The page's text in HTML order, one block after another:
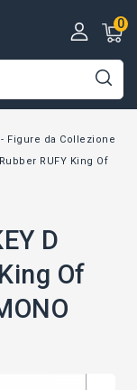
0
- Figure da Collezione
RUFY King Of
D
Of